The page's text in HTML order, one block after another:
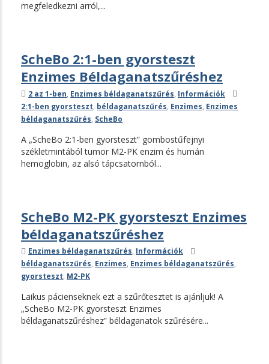
megfeledkezni arról,...
ScheBo 2:1-ben gyorsteszt
Enzimes Béldaganatszűréshez
Kategóriák
2 az 1-ben, Enzimes béldaganatszűrés, Információk
2:1-ben gyorsteszt, béldaganatszűrés, Enzimes, Enzimes
béldaganatszűrés, ScheBo
A „ScheBo 2:1-ben gyorsteszt” gombostűfejnyi
székletmintából tumor M2-PK enzim és humán
hemoglobin, az alsó tápcsatornból...
ScheBo M2-PK gyorsteszt Enzimes
béldaganatszűréshez
Kategóriák
Enzimes béldaganatszűrés, Információk
béldaganatszűrés, Enzimes, Enzimes béldaganatszűrés,
gyorsteszt, M2-PK
Laikus pácienseknek ezt a szűrőtesztet is ajánljuk! A
„ScheBo M2-PK gyorsteszt Enzimes
béldaganatszűréshez” béldaganatok szűrésére...